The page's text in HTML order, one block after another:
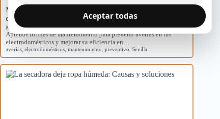
Mantenimiento básico para evitar averías en
electrodomésticos
Mantenimiento preventivo
Aprende rutinas de mantenimiento para prevenir averías en tus
electrodomésticos y mejorar su eficiencia en…
averías electrodomésticos mantenimiento preventivo Sevilla
Aceptar todas